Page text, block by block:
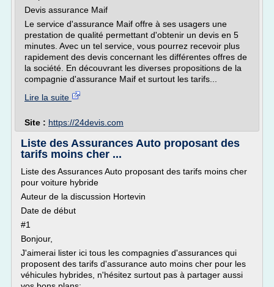
Devis assurance Maif
Le service d'assurance Maif offre à ses usagers une
prestation de qualité permettant d'obtenir un devis en 5
minutes. Avec un tel service, vous pourrez recevoir plus
rapidement des devis concernant les différentes offres de
la société. En découvrant les diverses propositions de la
compagnie d'assurance Maif et surtout les tarifs...
Lire la suite
Site : https://24devis.com
Liste des Assurances Auto proposant des
tarifs moins cher ...
Liste des Assurances Auto proposant des tarifs moins cher
pour voiture hybride
Auteur de la discussion Hortevin
Date de début
#1
Bonjour,
J'aimerai lister ici tous les compagnies d'assurances qui
proposent des tarifs d'assurance auto moins cher pour les
véhicules hybrides, n'hésitez surtout pas à partager aussi